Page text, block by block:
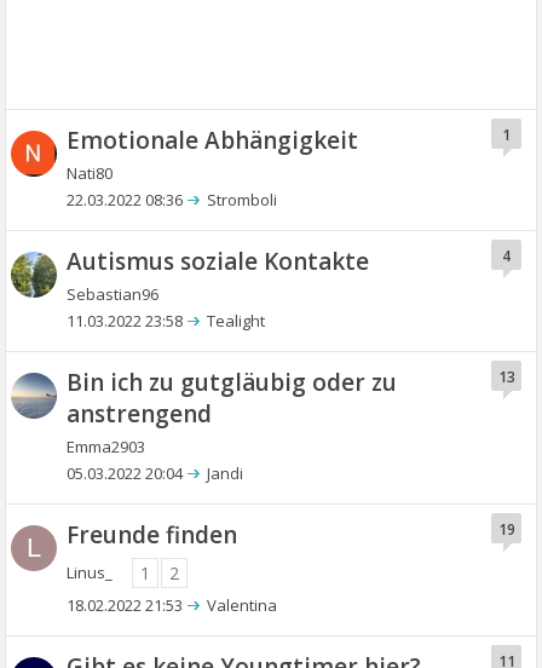
Emotionale Abhängigkeit
Nati80
1
22.03.2022 08:36 Stromboli
Autismus soziale Kontakte
Sebastian96
4
11.03.2022 23:58 Tealight
Bin ich zu gutgläubig oder zu
anstrengend
Emma2903
13
05.03.2022 20:04 Jandi
L Freunde finden
Linus_ 1 2
19
18.02.2022 21:53 Valentina
11